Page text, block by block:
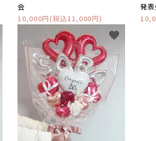
会
10,000円(税込11,000円)
発
favorite